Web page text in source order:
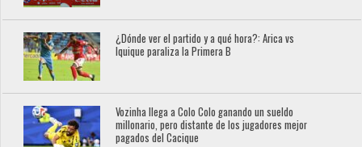
¿Dónde ver el partido y a qué hora?: Arica vs
Iquique paraliza la Primera B
Vozinha llega a Colo Colo ganando un sueldo
millonario, pero distante de los jugadores mejor
pagados del Cacique